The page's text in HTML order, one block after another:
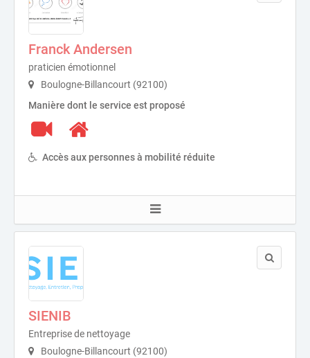
Franck Andersen
praticien émotionnel
Boulogne-Billancourt (92100)
Manière dont le service est proposé
Accès aux personnes à mobilité réduite
SIENIB
Entreprise de nettoyage
Boulogne-Billancourt (92100)